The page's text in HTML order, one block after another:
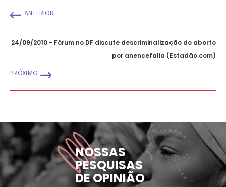
ANTERIOR
24/09/2010 - Fórum no DF discute descriminalização do aborto
por anencefalia (Estadão.com)
PRÓXIMO
NOSSAS
PESQUISAS
DE OPINIÃO